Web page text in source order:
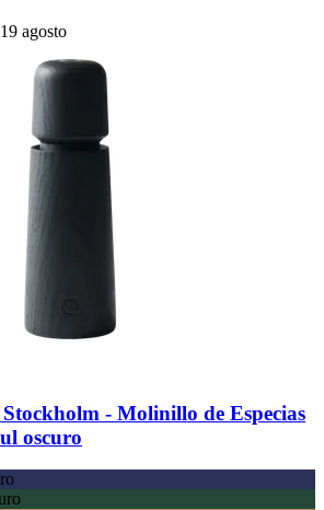
agosto
Stockholm -​ Molinillo de Especias
oscuro